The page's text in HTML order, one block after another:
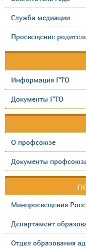
Служба медиации
Просвещение
Информация ГТО
Документы ГТО
О профсоюзе
Документы
Минпросвещения
Департамент
Отдел образования